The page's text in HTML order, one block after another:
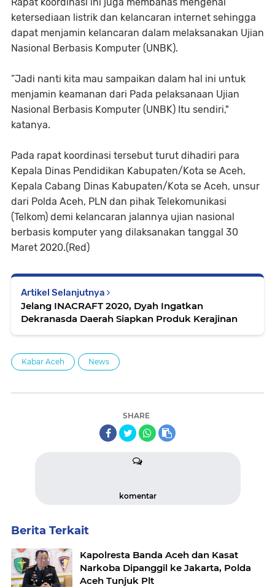
ketersediaan listrik dan kelancaran internet sehingga
dapat menjamin kelancaran dalam melaksanakan Ujian
Nasional Berbasis Komputer (UNBK).
”Jadi nanti kita mau sampaikan dalam hal ini untuk
menjamin keamanan dari Pada pelaksanaan Ujian
Nasional Berbasis Komputer (UNBK) Itu sendiri,"
katanya.
Pada rapat koordinasi tersebut turut dihadiri para
Kepala Dinas Pendidikan Kabupaten/Kota se Aceh,
Kepala Cabang Dinas Kabupaten/Kota se Aceh, unsur
dari Polda Aceh, PLN dan pihak Telekomunikasi
(Telkom) demi kelancaran jalannya ujian nasional
berbasis komputer yang dilaksanakan tanggal 30
Maret 2020.(Red)
Artikel Selanjutnya
Jelang INACRAFT 2020, Dyah Ingatkan
Dekranasda Daerah Siapkan Produk Kerajinan
Kabar Aceh News
SHARE
komentar
Berita Terkait
Kapolresta Banda Aceh dan Kasat
Narkoba Dipanggil ke Jakarta, Polda
Aceh Tunjuk Plt